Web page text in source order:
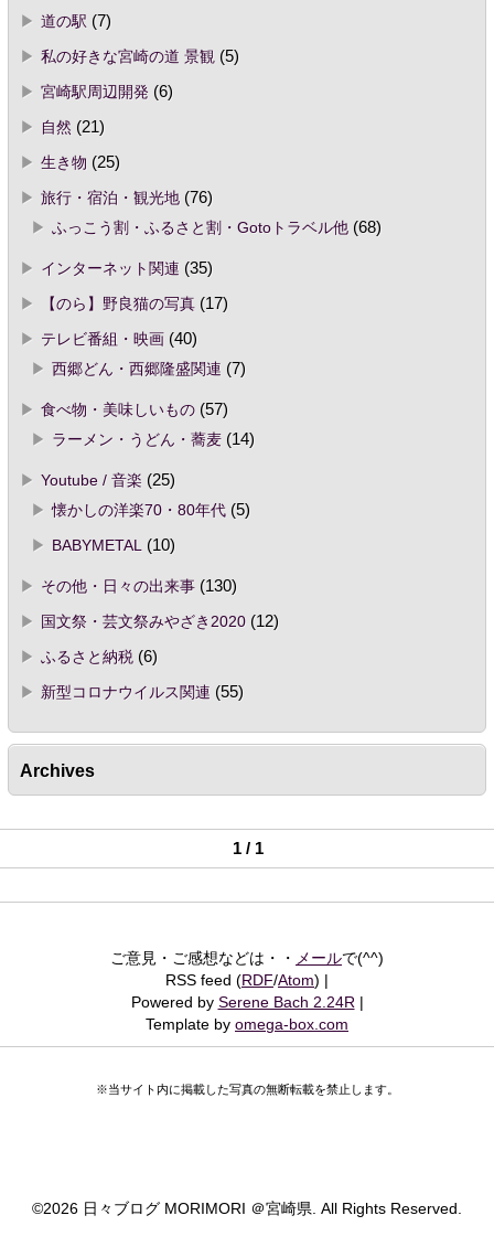
道の駅 (7)
私の好きな宮崎の道 景観 (5)
宮崎駅周辺開発(6)
自然 (21)
生き物 (25)
旅行・宿泊・観光地(76)
ふっこう割・ふるさと割・Gotoトラベル他(68)
インターネット関連 (35)
【のら】野良猫の写真(17)
テレビ番組・映画(40)
西郷どん・西郷隆盛関連 (7)
食べ物・美味しいもの(57)
ラーメン・うどん・蕎麦(14)
Youtube / 音楽 (25)
懐かしの洋楽70・80年代(5)
BABYMETAL
(10)
その他・日々の出来事(130)
国文祭・芸文祭みやざき2020(12)
ふるさと納税(6)
新型コロナウイルス関連 (55)
Archives
1 / 1
ご意見・ご感想などは・・ メールで(^^)
RSS feed (RDF/Atom)
Powered by Serene Bach 2.24R
Template by omega-box.com
※当サイト内に掲載した写真の無断転載を禁止します。
©2026 日々ブログ MORIMORI ＠宮崎県. All Rights Reserved.